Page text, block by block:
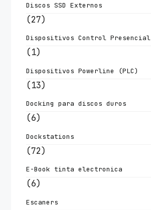
Discos SSD Externos
(27)
Dispositivos Control Presencial
(1)
Dispositivos Powerline (PLC)
(13)
Docking para discos duros
(6)
Dockstations
(72)
E-Book tinta electronica
(6)
Escaners